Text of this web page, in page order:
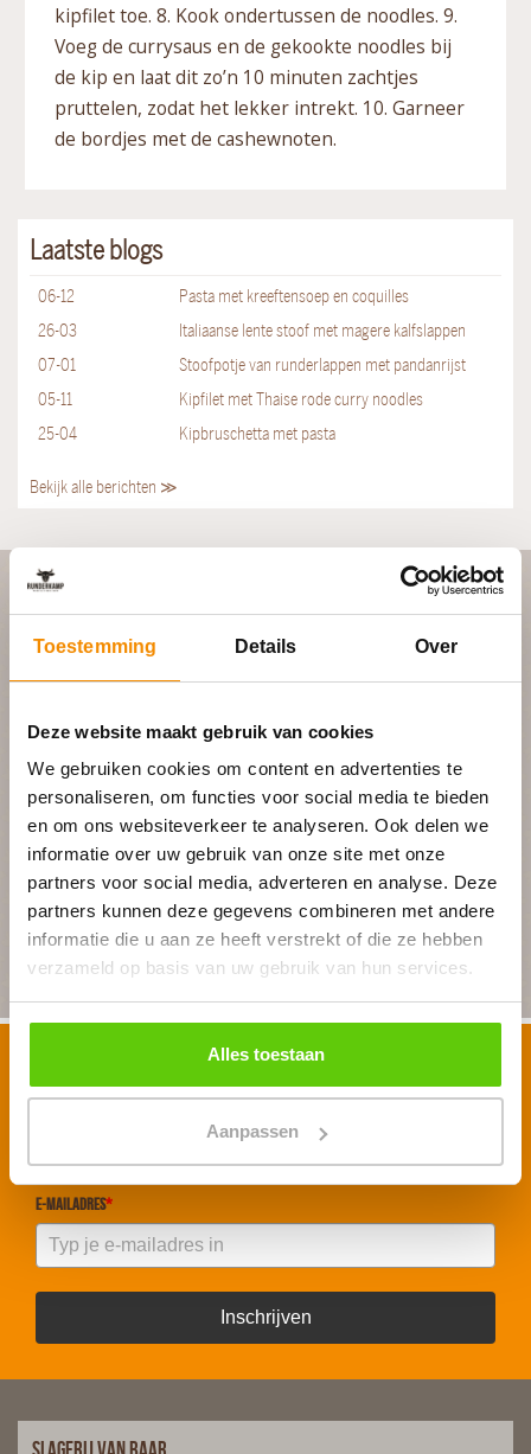
Toestemming Details Over
Deze website maakt gebruik van cookies
We gebruiken cookies om content en advertenties te
personaliseren, om functies voor social media te bieden
en om ons websiteverkeer te analyseren. Ook delen we
informatie over uw gebruik van onze site met onze
partners voor social media, adverteren en analyse. Deze
partners kunnen deze gegevens combineren met andere
informatie die u aan ze heeft verstrekt of die ze hebben
verzameld op basis van uw gebruik van hun services.
Alles toestaan
Aanpassen
kipfilet toe. 8. Kook ondertussen de noodles. 9.
Voeg de currysaus en de gekookte noodles bij
de kip en laat dit zo’n 10 minuten zachtjes
pruttelen, zodat het lekker intrekt. 10. Garneer
de bordjes met de cashewnoten.
Laatste blogs
06-12
Pasta met kreeftensoep en coquilles
26-03
Italiaanse lente stoof met magere kalfslappen
07-01
Stoofpotje van runderlappen met pandanrijst
05-11
Kipfilet met Thaise rode curry noodles
25-04
Kipbruschetta met pasta
Bekijk alle berichten ≫
PLAN JOUW FEEST
In 4 stappen een offerte op maat
Geheel vrijblijvend
BEGIN MET PLANNEN
Voornaam*
E-mailadres*
Inschrijven